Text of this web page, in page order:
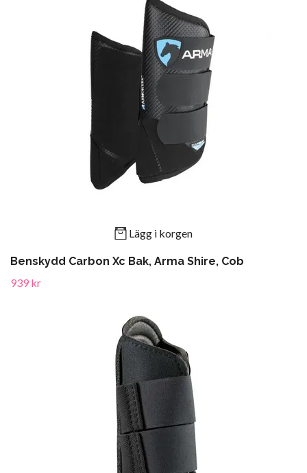
Lägg i korgen
Benskydd Carbon Xc Bak, Arma Shire, Cob
939 kr